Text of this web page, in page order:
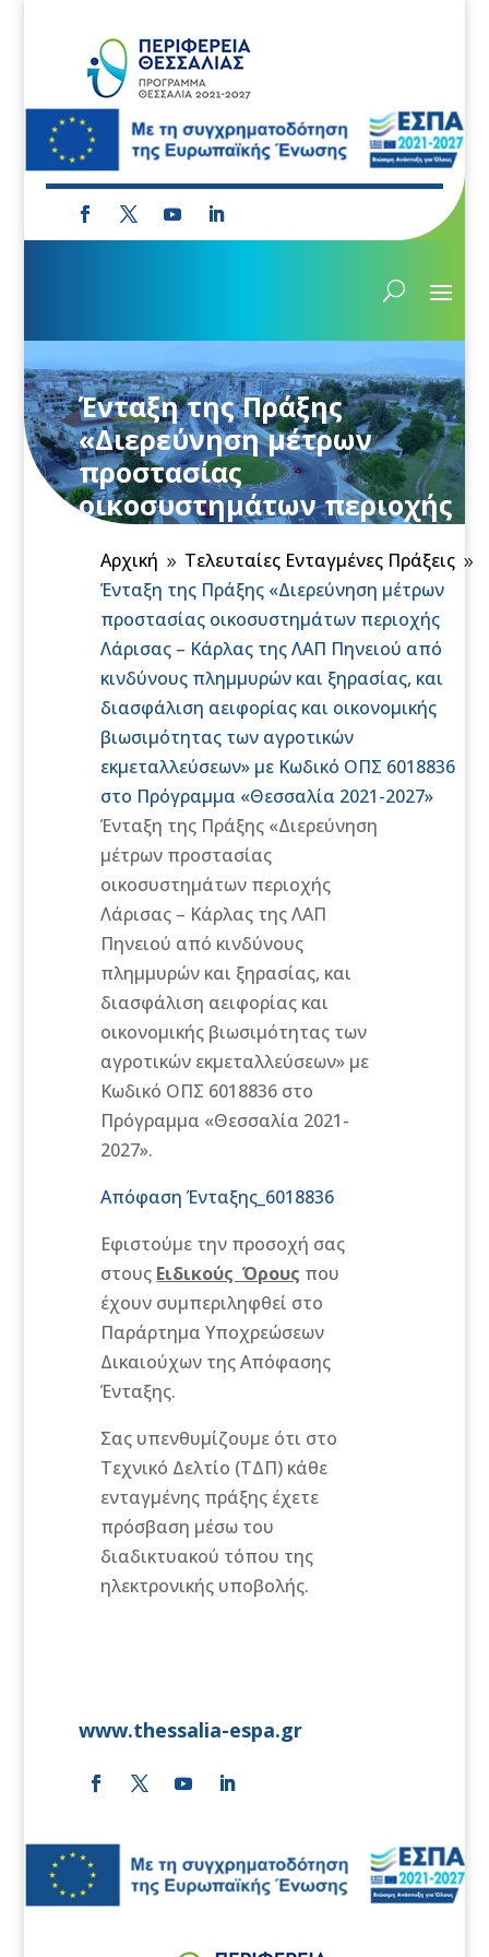
Ένταξη της Πράξης
«Διερεύνηση μέτρων
προστασίας
οικοσυστημάτων περιοχής
Λάρισας – Κάρλας της ΛΑΠ
Πηνειού από κινδύνους
πλημμυρών και ξηρασίας,
και διασφάλιση αειφορίας
και οικονομικής
βιωσιμότητας των
αγροτικών
εκμεταλλεύσεων» με
Κωδικό ΟΠΣ 6018836 στο
Πρόγραμμα «Θεσσαλία
2021-2027»
Αρχική 9 Τελευταίες Ενταγμένες Πράξεις 9
Ένταξη της Πράξης «Διερεύνηση μέτρων
προστασίας οικοσυστημάτων περιοχής
Λάρισας – Κάρλας της ΛΑΠ Πηνειού από
κινδύνους πλημμυρών και ξηρασίας, και
διασφάλιση αειφορίας και οικονομικής
βιωσιμότητας των αγροτικών
εκμεταλλεύσεων» με Κωδικό ΟΠΣ 6018836
στο Πρόγραμμα «Θεσσαλία 2021-2027»
Ένταξη της Πράξης «Διερεύνηση
μέτρων προστασίας
οικοσυστημάτων περιοχής
Λάρισας – Κάρλας της ΛΑΠ
Πηνειού από κινδύνους
πλημμυρών και ξηρασίας, και
διασφάλιση αειφορίας και
οικονομικής βιωσιμότητας των
αγροτικών εκμεταλλεύσεων» με
Κωδικό ΟΠΣ 6018836 στο
Πρόγραμμα «Θεσσαλία 2021-
2027».
Απόφαση Ένταξης_6018836
Εφιστούμε την προσοχή σας
στους Ειδικούς Όρους που
έχουν συμπεριληφθεί στο
Παράρτημα Υποχρεώσεων
Δικαιούχων της Απόφασης
Ένταξης.
Σας υπενθυμίζουμε ότι στο
Τεχνικό Δελτίο (ΤΔΠ) κάθε
ενταγμένης πράξης έχετε
πρόσβαση μέσω του
διαδικτυακού τόπου της
ηλεκτρονικής υποβολής.
www.thessalia-espa.gr